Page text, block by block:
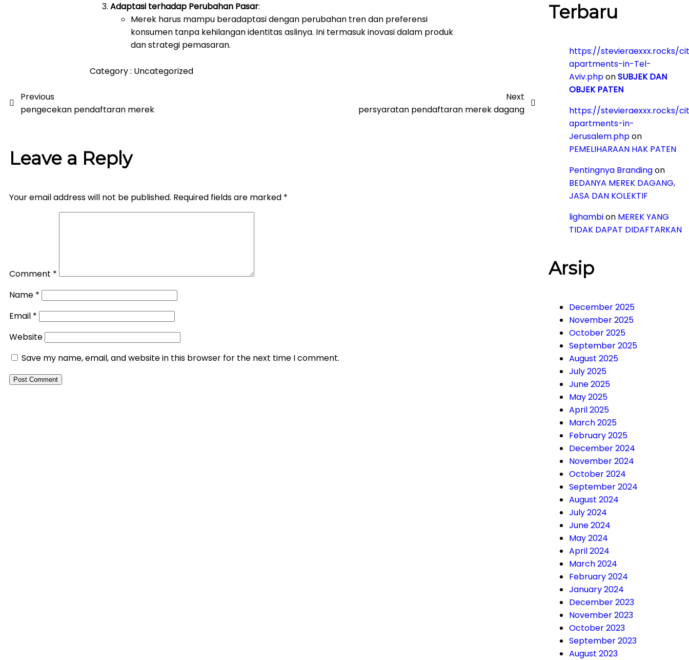
Adaptasi terhadap Perubahan Pasar:
Merek harus mampu beradaptasi dengan perubahan tren dan preferensi
konsumen tanpa kehilangan identitas aslinya. Ini termasuk inovasi dalam produk
dan strategi pemasaran.
Category : Uncategorized
Previous
pengecekan pendaftaran merek
Next
persyaratan pendaftaran merek dagang
Leave a Reply
Your email address will not be published. Required fields are marked *
Comment *
Name *
Email *
Website
Save my name, email, and website in this browser for the next time I comment.
Terbaru
https://stevieraexxx.rocks/
apartments-in-Tel-
Aviv.phponSUBJEK DAN
OBJEK PATEN
https://stevieraexxx.rocks/
apartments-in-
Jerusalem.phpon
PEMELIHARAAN HAK PATEN
Pentingnya Brandingon
BEDANYA MEREK DAGANG,
JASA DAN KOLEKTIF
lighambion MEREK YANG
TIDAK DAPAT DIDAFTARKAN
Arsip
December 2025
November 2025
October 2025
September 2025
August 2025
July 2025
June 2025
May 2025
April 2025
March 2025
February 2025
December 2024
November 2024
October 2024
September 2024
August 2024
July 2024
June 2024
May 2024
April 2024
March 2024
February 2024
January 2024
December 2023
November 2023
October 2023
September 2023
August 2023